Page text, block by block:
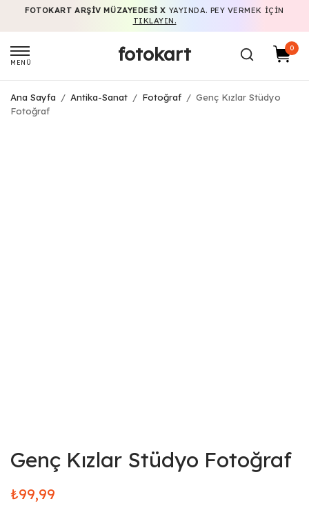
FOTOKART ARŞIV MÜZAYEDESI X YAYINDA. PEY VERMEK IÇIN
TIKLAYIN.
MENÜ fotokart 0
Ana Sayfa / Antika-Sanat / Fotoğraf / Genç Kızlar Stüdyo
Fotoğraf
Genç Kızlar Stüdyo Fotoğraf
₺99,99